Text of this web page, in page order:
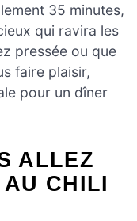
35 minutes,
qui ravira les
pressée ou que
faire plaisir,
pour un dîner
ALLEZ
CHILI